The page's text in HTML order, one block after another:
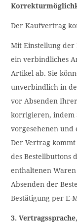
Der Kaufvertrag
Mit Einstellung der
ein verbindliches
Artikel ab. Sie
unverbindlich in
vor Absenden
korrigieren, indem
vorgesehenen
Der Vertrag
des Bestellbuttons
enthaltenen
Absenden der
Bestätigung per E-
3.